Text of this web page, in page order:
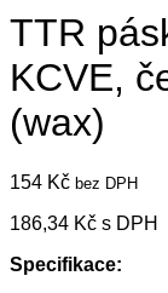
TTR
KCVE,
(wax)
154 Kč bez DPH
186,34 Kč s DPH
Specifikace: